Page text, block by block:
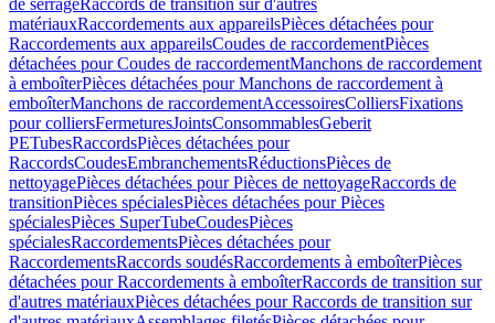
de serrageRaccords de transition sur d'autres
matériauxRaccordements aux appareilsPièces détachées pour
Raccordements aux appareilsCoudes de raccordementPièces
détachées pour Coudes de raccordementManchons de raccordement
à emboîterPièces détachées pour Manchons de raccordement à
emboîterManchons de raccordementAccessoiresColliersFixations
pour colliersFermeturesJointsConsommablesGeberit
PETubesRaccordsPièces détachées pour
RaccordsCoudesEmbranchementsRéductionsPièces de
nettoyagePièces détachées pour Pièces de nettoyageRaccords de
transitionPièces spécialesPièces détachées pour Pièces
spécialesPièces SuperTubeCoudesPièces
spécialesRaccordementsPièces détachées pour
RaccordementsRaccords soudésRaccordements à emboîterPièces
détachées pour Raccordements à emboîterRaccords de transition sur
d'autres matériauxPièces détachées pour Raccords de transition sur